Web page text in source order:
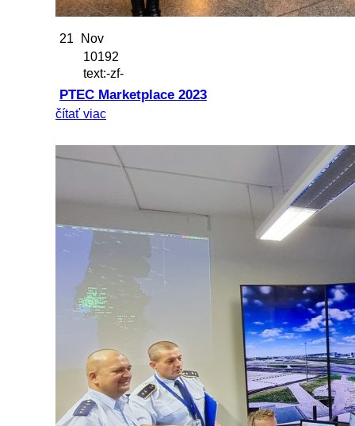
21
Nov
10192
text:-zf-
PTEC Marketplace 2023
čítať viac